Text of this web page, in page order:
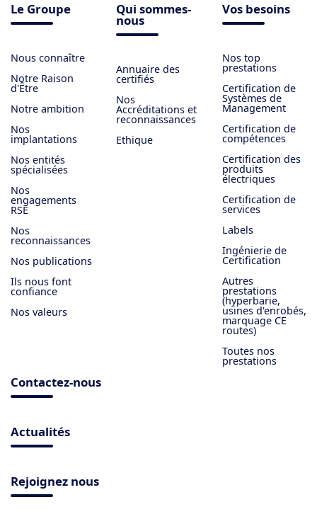
Le Groupe
Nous connaître
Notre Raison
d'Être
Notre ambition
Nos
implantations
Nos entités
spécialisées
Nos
engagements
RSE
Nos
reconnaissances
Nos publications
Ils nous font
confiance
Nos valeurs
Qui sommes-
nous
Annuaire des
certifiés
Nos
Accréditations et
reconnaissances
Ethique
Vos besoins
Nos top
prestations
Certification de
Systèmes de
Management
Certification de
compétences
Certification des
produits
électriques
Certification de
services
Labels
Ingénierie de
Certification
Autres
prestations
(hyperbarie,
usines d'enrobés,
marquage CE
routes)
Toutes nos
prestations
Contactez-nous
Actualités
Rejoignez nous